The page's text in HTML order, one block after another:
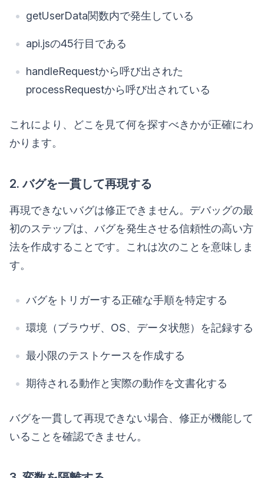
getUserData関数内で発生している
api.jsの45行目である
handleRequestから呼び出された
processRequestから呼び出されている
これにより、どこを見て何を探すべきかが正確にわ
かります。
2. バグを一貫して再現する
再現できないバグは修正できません。デバッグの最
初のステップは、バグを発生させる信頼性の高い方
法を作成することです。これは次のことを意味しま
す。
バグをトリガーする正確な手順を特定する
環境（ブラウザ、OS、データ状態）を記録する
最小限のテストケースを作成する
期待される動作と実際の動作を文書化する
バグを一貫して再現できない場合、修正が機能して
いることを確認できません。